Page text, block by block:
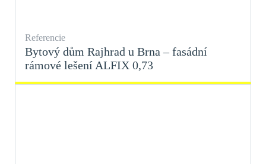
Referencie
Bytový dům Rajhrad u Brna – fasádní
rámové lešení ALFIX 0,73